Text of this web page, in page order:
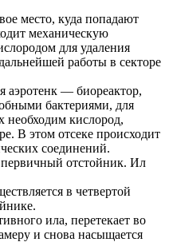
место, куда попадают
механическую
для удаления
работы в секторе
аэротенк — биореактор,
бактериями, для
необходим кислород,
В этом отсеке происходит
соединений.
первичный отстойник. Ил
в четвертой
ила, перетекает во
и снова насыщается